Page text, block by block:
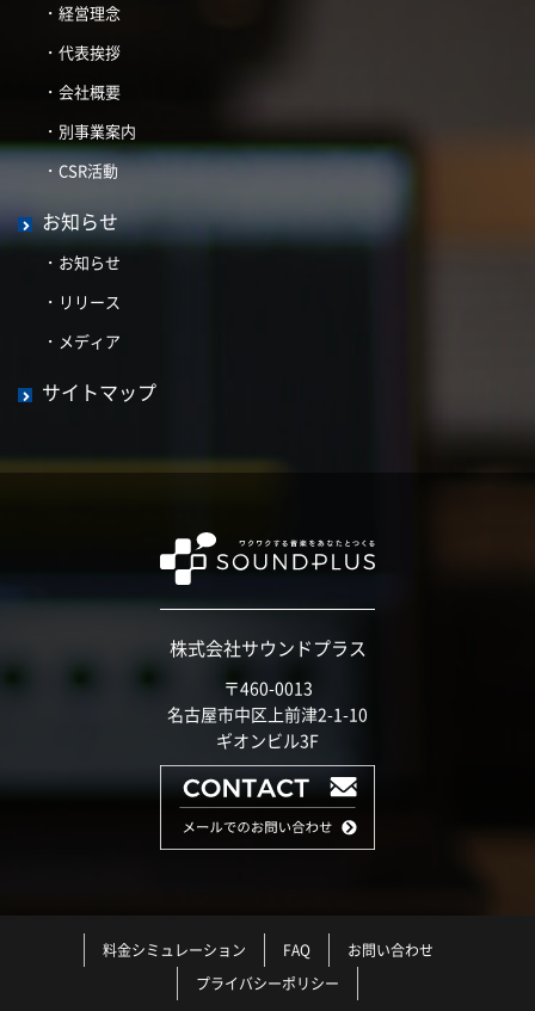
経営理念
代表挨拶
会社概要
別事業案内
CSR活動
お知らせ
お知らせ
リリース
メディア
サイトマップ
株式会社サウンドプラス
〒460-0013
名古屋市中区上前津2-1-10
ギオンビル3F
料金シミュレーション FAQ
お問い合わせ
プライバシーポリシー